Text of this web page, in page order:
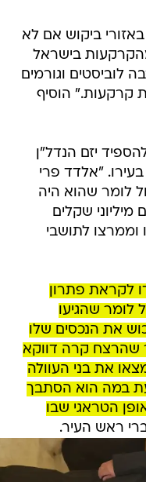
ביקוש אם לא
הפשרת קרקעות. 93% מהקרקעות בישראל
לוביסטים וגורמים
קרקעות." הוסיף
יזם הנדל"ן
"אלדד פרי
לומר שהוא היה
שקלים
וממרצו לתושבי
לקראת פתרון
לומר שהגיעו
את הנכסים שלו
שהרצח קרה דווקא
את בני העוולה
במה הוא הסתבך
הטראגי שבו
ראש העיר.